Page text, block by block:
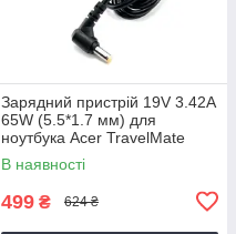
Зарядний пристрій 19V 3.42A
65W (5.5*1.7 мм) для
ноутбука Acer TravelMate
P2510-G2-M
В наявності
499 ₴ 624 ₴